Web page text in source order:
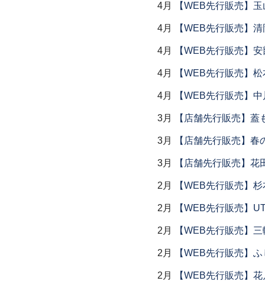
4月 【WEB先行販売】
4月 【WEB先行販売】
4月 【WEB先行販売】
4月 【WEB先行販売】
4月 【WEB先行販売】
3月 【店舗先行販売】蓋
3月 【店舗先行販売】春
3月 【店舗先行販売】
2月 【WEB先行販売】
2月 【WEB先行販売】
2月 【WEB先行販売】
2月 【WEB先行販売】
2月 【WEB先行販売】